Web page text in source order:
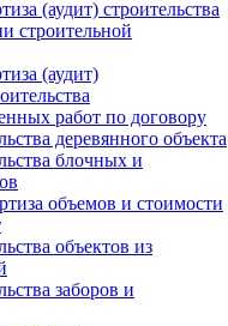
(аудит) строительства
строительной
(аудит)
работ по договору
деревянного объекта
блочных и
объемов и стоимости
объектов из
заборов и